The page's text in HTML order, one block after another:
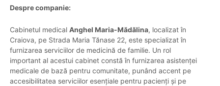
Despre companie:
Cabinetul medical Anghel Maria-Mădălina, localizat în
Craiova, pe Strada Maria Tănase 22, este specializat în
furnizarea serviciilor de medicină de familie. Un rol
important al acestui cabinet constă în furnizarea asistenței
medicale de bază pentru comunitate, punând accent pe
accesibilitatea serviciilor esențiale pentru pacienți și pe